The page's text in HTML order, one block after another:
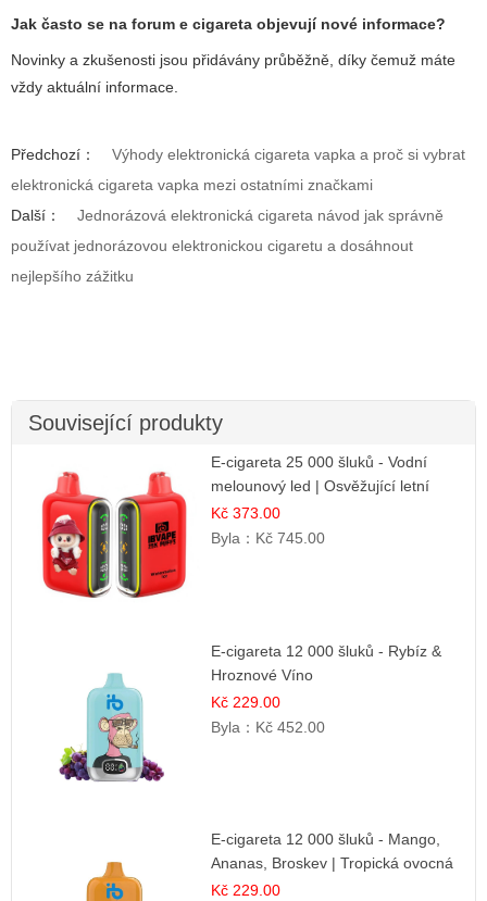
Jak často se na forum e cigareta objevují nové informace?
Novinky a zkušenosti jsou přidávány průběžně, díky čemuž máte
vždy aktuální informace.
Předchozí：
Výhody elektronická cigareta vapka a proč si vybrat
elektronická cigareta vapka mezi ostatními značkami
Další：
Jednorázová elektronická cigareta návod jak správně
používat jednorázovou elektronickou cigaretu a dosáhnout
nejlepšího zážitku
Související produkty
E-cigareta 25 000 šluků - Vodní
melounový led | Osvěžující letní
příchuť
Kč 373.00
Byla： Kč 745.00
E-cigareta 12 000 šluků - Rybíz &
Hroznové Víno
Kč 229.00
Byla： Kč 452.00
E-cigareta 12 000 šluků - Mango,
Ananas, Broskev | Tropická ovocná
směs
Kč 229.00